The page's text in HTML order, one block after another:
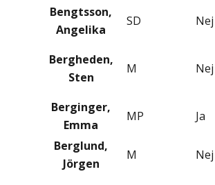
Bengtsson,
Angelika
SD Nej
Bergheden,
Sten
M Nej
Berginger,
Emma
MP Ja
Berglund,
Jörgen
M Nej